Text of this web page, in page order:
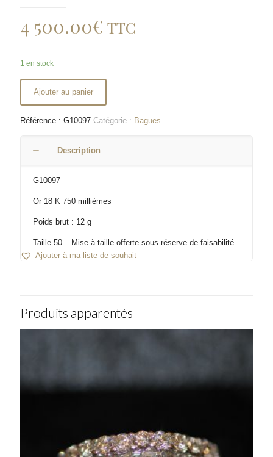
4 500.00€ TTC
1 en stock
Ajouter au panier
Ajouter à ma liste de souhait
Référence : G10097 Catégorie : Bagues
Description
G10097
Or 18 K 750 millièmes
Poids brut : 12 g
Taille 50 – Mise à taille offerte sous réserve de faisabilité
Produits apparentés